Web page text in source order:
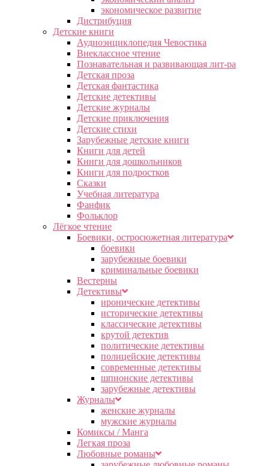
экономическое развитие
Дистрибуция
Детские книги
Аудиоэнциклопедия Чевостика
Внеклассное чтение
Познавательная и развивающая лит-ра
Детская проза
Детская фантастика
Детские детективы
Детские журналы
Детские приключения
Детские стихи
Зарубежные детские книги
Книги для детей
Книги для дошкольников
Книги для подростков
Сказки
Учебная литература
Фанфик
Фольклор
Лёгкое чтение
Боевики, остросюжетная литература
боевики
зарубежные боевики
криминальные боевики
Вестерны
Детективы
иронические детективы
исторические детективы
классические детективы
крутой детектив
политические детективы
полицейские детективы
современные детективы
шпионские детективы
зарубежные детективы
Журналы
женские журналы
мужские журналы
Комиксы / Манга
Легкая проза
Любовные романы